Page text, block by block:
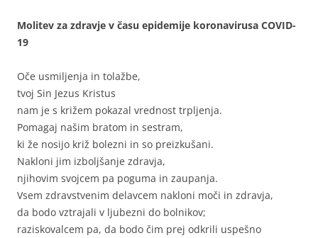
Molitev za zdravje v času epidemije koronavirusa COVID-
19
Oče usmiljenja in tolažbe,
tvoj Sin Jezus Kristus
nam je s križem pokazal vrednost trpljenja.
Pomagaj našim bratom in sestram,
ki že nosijo križ bolezni in so preizkušani.
Nakloni jim izboljšanje zdravja,
njihovim svojcem pa poguma in zaupanja.
Vsem zdravstvenim delavcem nakloni moči in zdravja,
da bodo vztrajali v ljubezni do bolnikov;
raziskovalcem pa, da bodo čim prej odkrili uspešno